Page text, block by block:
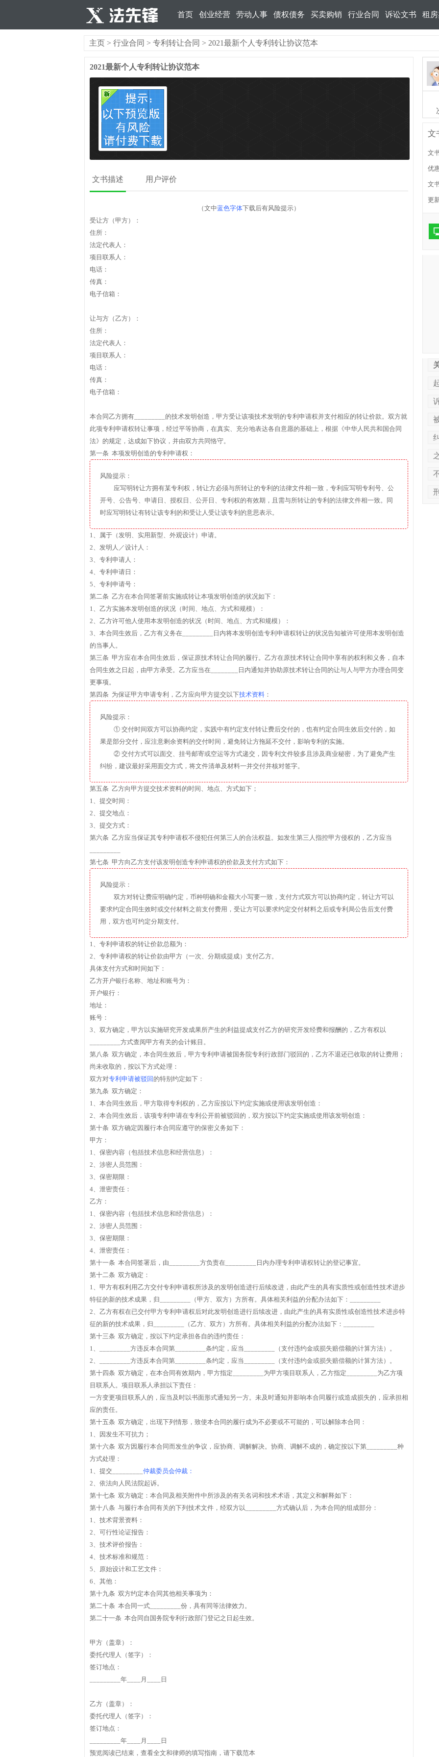
首页 创业经营 劳动人事 债权债务 买卖购销 行业合同 诉讼文书 租
主页 > 行业合同 > 专利转让合同 > 2021最新个人专利转让协议范本
2021最新个人专利转让协议范本
文书描述 用户评价
（文中蓝色字体下载后有风险提示）
受让方（甲方）：
住所：
法定代表人：
项目联系人：
电话：
传真：
电子信箱：
让与方（乙方）：
住所：
法定代表人：
项目联系人：
电话：
传真：
电子信箱：
本合同乙方拥有_________的技术发明创造，甲方受让该项技术发明的专利申请权并支付相应的转让价款。双方就
此项专利申请权转让事项，经过平等协商，在真实、充分地表达各自意愿的基础上，根据《中华人民共和国合同
法》的规定，达成如下协议，并由双方共同恪守。
第一条 本项发明创造的专利申请权：
风险提示：
应写明转让方拥有某专利权，转让方必须与所转让的专利的法律文件相一致，专利应写明专利号、公
开号、公告号、申请日、授权日、公开日、专利权的有效期，且需与所转让的专利的法律文件相一致。同
时应写明转让有转让该专利的和受让人受让该专利的意思表示。
1、属于（发明、实用新型、外观设计）申请。
2、发明人／设计人：
3、专利申请人：
4、专利申请日：
5、专利申请号：
第二条 乙方在本合同签署前实施或转让本项发明创造的状况如下：
1、乙方实施本发明创造的状况（时间、地点、方式和规模）：
2、乙方许可他人使用本发明创造的状况（时间、地点、方式和规模）：
3、本合同生效后，乙方有义务在_________日内将本发明创造专利申请权转让的状况告知被许可使用本发明创造
的当事人。
第三条 甲方应在本合同生效后，保证原技术转让合同的履行。乙方在原技术转让合同中享有的权利和义务，自本
合同生效之日起，由甲方承受。乙方应当在________日内通知并协助原技术转让合同的让与人与甲方办理合同变
更事项。
第四条 为保证甲方申请专利，乙方应向甲方提交以下技术资料 ：
风险提示：
① 交付时间双方可以协商约定，实践中有约定支付转让费后交付的，也有约定合同生效后交付的，如
果是部分交付，应注意剩余资料的交付时间，避免转让方拖延不交付，影响专利的实施。
② 交付方式可以面交、挂号邮寄或空运等方式递交，因专利文件较多且涉及商业秘密，为了避免产生
纠纷，建议最好采用面交方式，将文件清单及材料一并交付并核对签字。
第五条 乙方向甲方提交技术资料的时间、地点、方式如下；
1、提交时间：
2、提交地点：
3、提交方式：
第六条 乙方应当保证其专利申请权不侵犯任何第三人的合法权益。如发生第三人指控甲方侵权的，乙方应当
第七条 甲方向乙方支付该发明创造专利申请权的价款及支付方式如下：
风险提示：
双方对转让费应明确约定，币种明确和金额大小写要一致，支付方式双方可以协商约定，转让方可以
要求约定合同生效时或交付材料之前支付费用，受让方可以要求约定交付材料之后或专利局公告后支付费
用，双方也可约定分期支付。
1、专利申请权的转让价款总额为：
2、专利申请权的转让价款由甲方（一次、分期或提成）支付乙方。
具体支付方式和时间如下：
乙方开户银行名称、地址和账号为：
开户银行：
地址：
账号：
3、双方确定，甲方以实施研究开发成果所产生的利益提成支付乙方的研究开发经费和报酬的，乙方有权以
_________方式查阅甲方有关的会计账目。
第八条 双方确定，本合同生效后，甲方专利申请被国务院专利行政部门驳回的，乙方不退还已收取的转让费用；
尚未收取的，按以下方式处理：
双方对专利申请被驳回 的特别约定如下：
第九条 双方确定：
1、本合同生效后，甲方取得专利权的，乙方应按以下约定实施或使用该发明创造：
2、本合同生效后，该项专利申请在专利公开前被驳回的，双方按以下约定实施或使用该发明创造：
第十条 双方确定因履行本合同应遵守的保密义务如下：
甲方：
1、保密内容（包括技术信息和经营信息）：
2、涉密人员范围：
3、保密期限：
4、泄密责任：
乙方：
1、保密内容（包括技术信息和经营信息）：
2、涉密人员范围：
3、保密期限：
4、泄密责任：
第十一条 本合同签署后，由_________方负责在_________日内办理专利申请权转让的登记事宜。
第十二条 双方确定：
1、甲方有权利用乙方交付专利申请权所涉及的发明创造进行后续改进，由此产生的具有实质性或创造性技术进步
特征的新的技术成果，归_________（甲方、双方）方所有。具体相关利益的分配办法如下：_________
2、乙方有权在已交付甲方专利申请权后对此发明创造进行后续改进，由此产生的具有实质性或创造性技术进步特
征的新的技术成果，归_________（乙方、双方）方所有。具体相关利益的分配办法如下：_________
第十三条 双方确定，按以下约定承担各自的违约责任：
1、_________方违反本合同第_________条约定，应当_________（支付违约金或损失赔偿额的计算方法）。
2、_________方违反本合同第_________条约定，应当_________（支付违约金或损失赔偿额的计算方法）。
第十四条 双方确定，在本合同有效期内，甲方指定_________为甲方项目联系人，乙方指定_________为乙方项
目联系人。项目联系人承担以下责任：
一方变更项目联系人的，应当及时以书面形式通知另一方。未及时通知并影响本合同履行或造成损失的，应承担相
应的责任。
第十五条 双方确定，出现下列情形，致使本合同的履行成为不必要或不可能的，可以解除本合同：
1、因发生不可抗力；
第十六条 双方因履行本合同而发生的争议，应协商、调解解决。协商、调解不成的，确定按以下第_________种
方式处理：
1、提交_________ 仲裁委员会仲裁：
2、依法向人民法院起诉。
第十七条 双方确定：本合同及相关附件中所涉及的有关名词和技术术语，其定义和解释如下：
第十八条 与履行本合同有关的下列技术文件，经双方以_________方式确认后，为本合同的组成部分：
1、技术背景资料：
2、可行性论证报告：
3、技术评价报告：
4、技术标准和规范：
5、原始设计和工艺文件：
6、其他：
第十九条 双方约定本合同其他相关事项为：
第二十条 本合同一式_________份，具有同等法律效力。
第二十一条 本合同自国务院专利行政部门登记之日起生效。
甲方（盖章）：
委托代理人（签字）：
签订地点：
_________年____月____日
乙方（盖章）：
委托代理人（签字）：
签订地点：
_________年____月____日
预览阅读已结束，查看全文和律师的填写指南，请下载范本
文
文
优
文
更